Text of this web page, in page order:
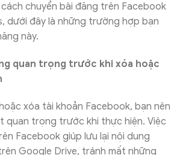
chuyển bài đăng trên Facebook
dưới đây là những trường hợp bạn
này.
quan trọng trước khi xóa hoặc
xóa tài khoản Facebook, bạn nên
quan trọng trước khi thực hiện. Việc
Facebook giúp lưu lại nội dung
Google Drive, tránh mất những